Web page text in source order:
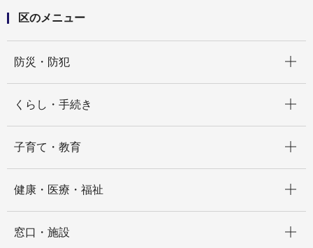
区のメニュー
防災・防犯
くらし・手続き
子育て・教育
健康・医療・福祉
窓口・施設